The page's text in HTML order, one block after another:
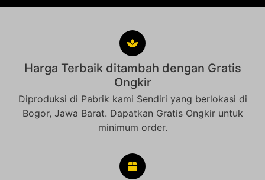
Harga Terbaik ditambah dengan Gratis
Ongkir
Diproduksi di Pabrik kami Sendiri yang berlokasi di
Bogor, Jawa Barat. Dapatkan Gratis Ongkir untuk
minimum order.